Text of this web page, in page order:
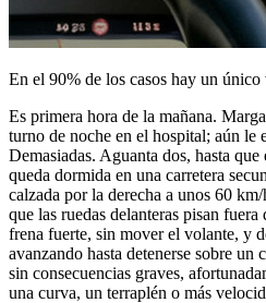
En el 90% de los casos hay un
Es primera hora de la mañana.
turno de noche en el hospital; aún le
Demasiadas. Aguanta dos, hasta
queda dormida en una carretera
calzada por la derecha a unos 60
que las ruedas delanteras pisan
frena fuerte, sin mover el volante, y
avanzando hasta detenerse sobre
sin consecuencias graves,
una curva, un terraplén o más